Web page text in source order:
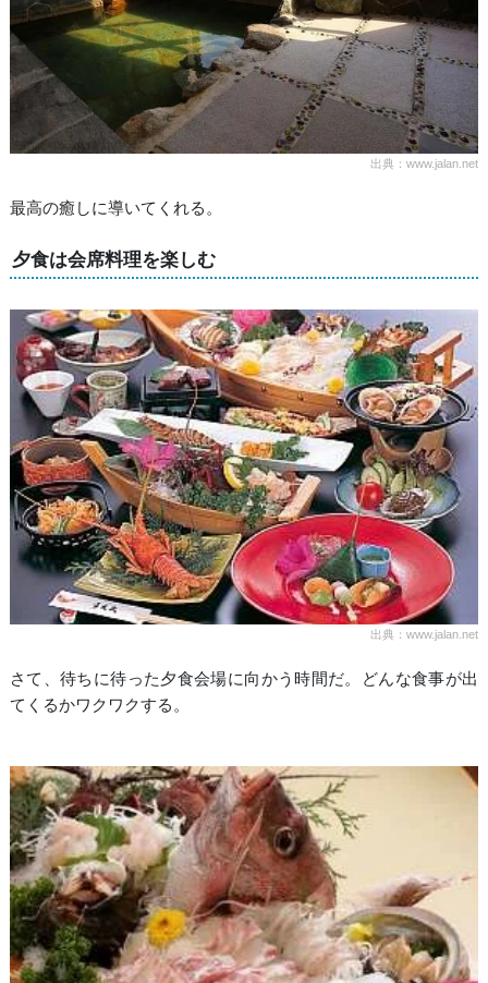
出典：www.jalan.net
最高の癒しに導いてくれる。
夕食は会席料理を楽しむ
出典：www.jalan.net
さて、待ちに待った夕食会場に向かう時間だ。どんな食事が出
てくるかワクワクする。